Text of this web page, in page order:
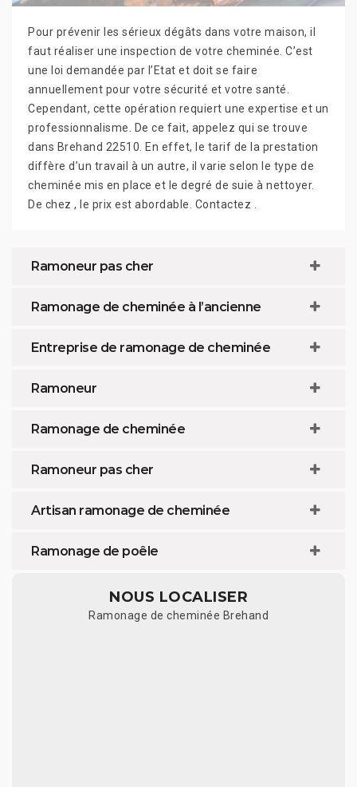
Pour prévenir les sérieux dégâts dans votre maison, il
faut réaliser une inspection de votre cheminée. C’est
une loi demandée par l’Etat et doit se faire
annuellement pour votre sécurité et votre santé.
Cependant, cette opération requiert une expertise et un
professionnalisme. De ce fait, appelez qui se trouve
dans Brehand 22510. En effet, le tarif de la prestation
diffère d’un travail à un autre, il varie selon le type de
cheminée mis en place et le degré de suie à nettoyer.
De chez , le prix est abordable. Contactez .
Ramoneur pas cher
Ramonage de cheminée à l’ancienne
Entreprise de ramonage de cheminée
Ramoneur
Ramonage de cheminée
Ramoneur pas cher
Artisan ramonage de cheminée
Ramonage de poêle
NOUS LOCALISER
Ramonage de cheminée Brehand